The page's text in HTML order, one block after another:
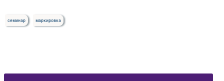
семинар маркировка